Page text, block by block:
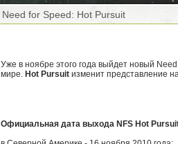
Need for Speed: Hot Pursuit
Уже в ноябре этого года выйдет новый
мире. Hot Pursuit изменит представление
Официальная дата выхода NFS Hot